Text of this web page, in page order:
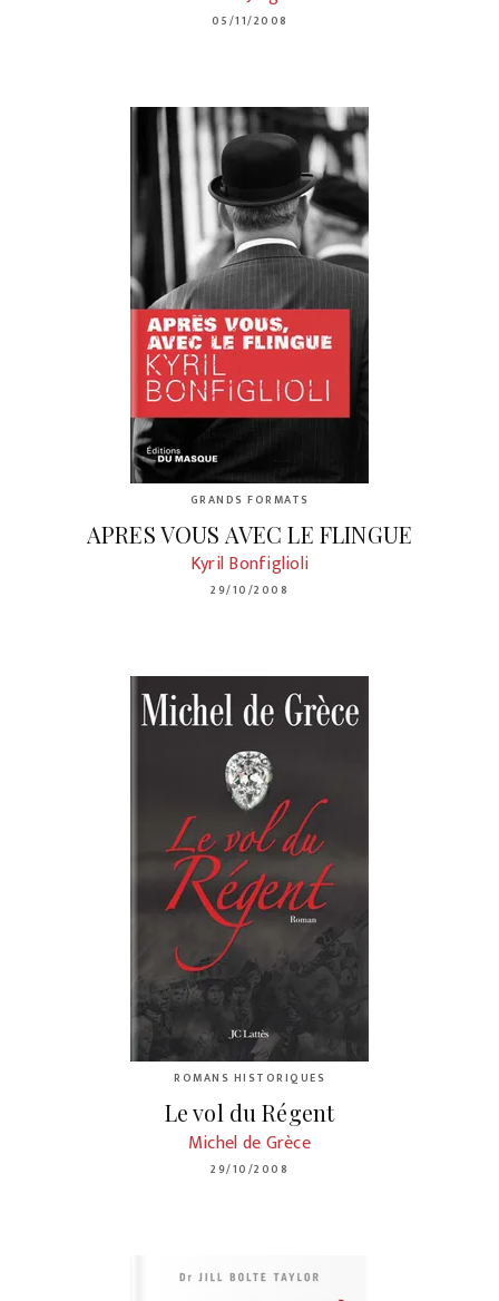
05/11/2008
GRANDS FORMATS
APRES VOUS AVEC LE FLINGUE
Kyril Bonfiglioli
29/10/2008
ROMANS HISTORIQUES
Le vol du Régent
Michel de Grèce
29/10/2008